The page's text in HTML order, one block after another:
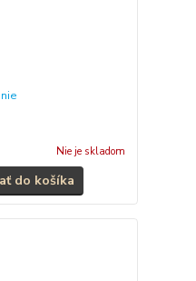
Nie je skladom
do košíka